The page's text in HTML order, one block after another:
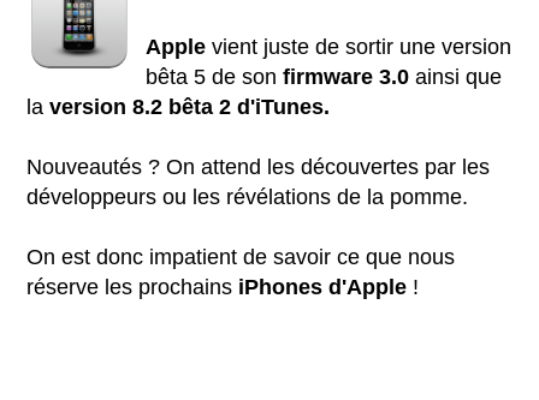
Apple vient juste de sortir une version
bêta 5 de sonfirmware 3.0 ainsi que
laversion 8.2 bêta 2 d'iTunes.
Nouveautés ? On attend les découvertes par les
développeurs ou les révélations de la pomme.
On est donc impatient de savoir ce que nous
réserve les prochains iPhones d'Apple !